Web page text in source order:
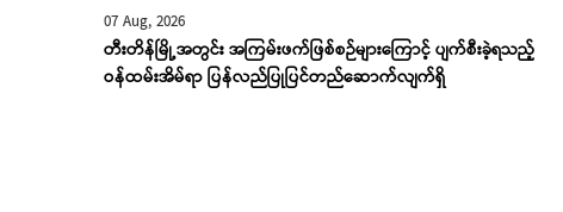
07 Aug, 2026
တီးတိန်မြို့အတွင်း အကြမ်းဖက်ဖြစ်စဉ်များကြောင့် ပျက်စီးခဲ့ရသည့်
ဝန်ထမ်းအိမ်ရာ ပြန်လည်ပြုပြင်တည်ဆောက်လျက်ရှိ